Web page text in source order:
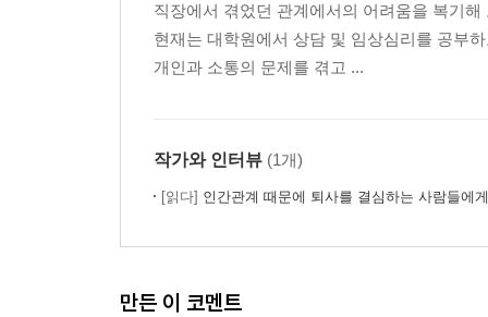
직장에서 겪었던 관계에서의 어려움을 복기
현재는 대학원에서 상담 및 임상심리를 공부
개인과 소통의 문제를 겪고 ...
작가와 인터뷰 (1개)
[읽다] 인간관계 때문에 퇴사를 결심하는 사람들에게
만든 이 코멘트